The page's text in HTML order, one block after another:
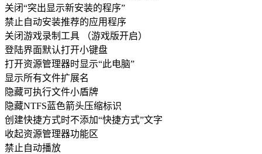
关闭“突出显示新安装的程序”
禁止自动安装推荐的应用程序
关闭游戏录制工具 （游戏版开启）
登陆界面默认打开小键盘
打开资源管理器时显示“此电脑”
显示所有文件扩展名
隐藏可执行文件小盾牌
隐藏NTFS蓝色箭头压缩标识
创建快捷方式时不添加“快捷方式”文字
收起资源管理器功能区
禁止自动播放